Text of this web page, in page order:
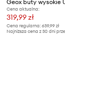
Cena aktualna:
319,99 zł
Cena regularna: 639,99 zł
Najniższa cena z 30 dni przed obniżką: